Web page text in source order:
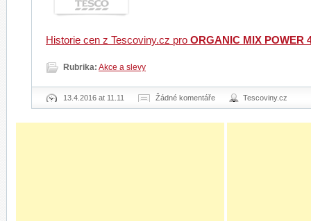
Historie cen z Tescoviny.cz pro ORGANIC MIX POWER
Rubrika: Akce a slevy
13.4.2016 at 11.11 Žádné komentáře Tescoviny.cz